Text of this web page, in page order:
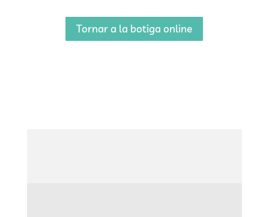
Tornar a la botiga online